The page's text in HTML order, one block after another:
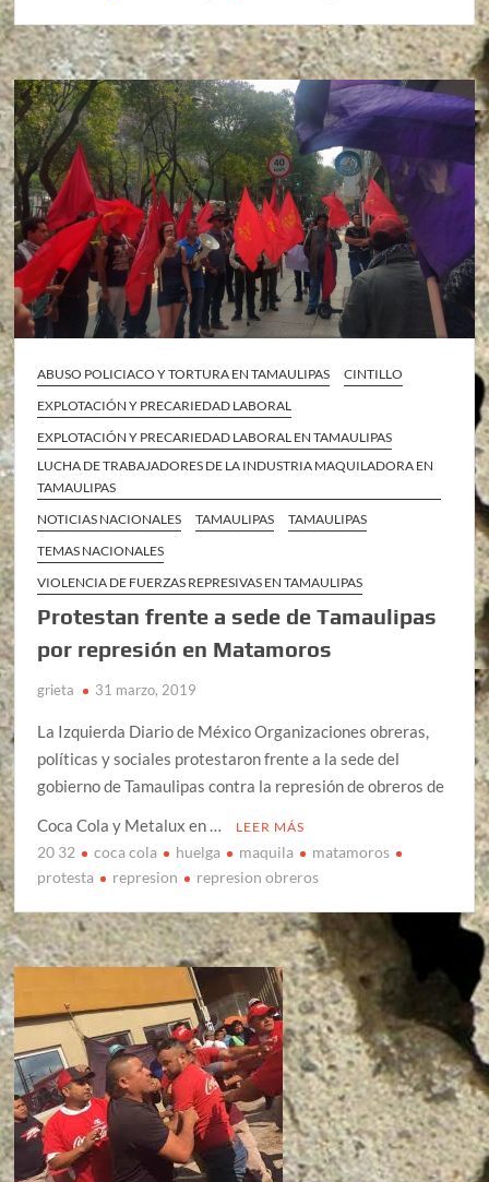
ABUSO POLICIACO Y TORTURA EN TAMAULIPAS
CINTILLO
EXPLOTACIÓN Y PRECARIEDAD LABORAL
EXPLOTACIÓN Y PRECARIEDAD LABORAL EN TAMAULIPAS
LUCHA DE TRABAJADORES DE LA INDUSTRIA MAQUILADORA EN
TAMAULIPAS
NOTICIAS NACIONALES
TAMAULIPAS
TAMAULIPAS
TEMAS NACIONALES
VIOLENCIA DE FUERZAS REPRESIVAS EN TAMAULIPAS
Protestan frente a sede de Tamaulipas
por represión en Matamoros
grieta 31 marzo, 2019
La Izquierda Diario de México Organizaciones obreras,
políticas y sociales protestaron frente a la sede del
gobierno de Tamaulipas contra la represión de obreros de
Coca Cola y Metalux en …
LEER MÁS
20 32 coca cola huelga maquila
matamoros
protesta
represion represion obreros